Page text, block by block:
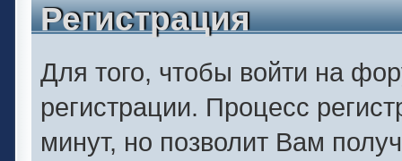
Регистрация
Для того, чтобы войти на
регистрации. Процесс
минут, но позволит Вам